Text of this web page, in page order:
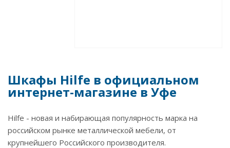
Шкафы Hilfe в официальном
интернет-магазине в Уфе
Hilfe - новая и набирающая популярность марка на
российском рынке металлической мебели, от
крупнейшего Российского производителя.